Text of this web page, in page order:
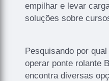
empilhar e levar
soluções sobre
Pesquisando por
operar ponte rolante
encontra diversas